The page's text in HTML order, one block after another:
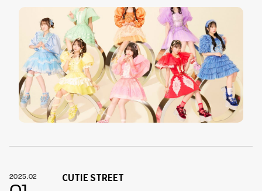
2025.02
CUTIE STREET